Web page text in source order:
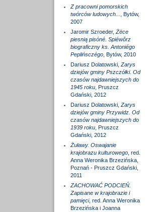
Z pracowni pomorskich
twórców ludowych...
, Bytów,
2007
Jaromir Szroeder, Żëce
piesnią pisóné. Spiéwôrz
biograficzny ks. Antoniégo
Peplińsczégo, Bytów, 2010
Dariusz Dolatowski, Zarys
dziejów gminy Pszczółki. Od
czasów najdawniejszych do
1945 roku, Pruszcz
Gdański, 2012
Dariusz Dolatowski, Zarys
dziejów gminy Przywidz. Od
czasów najdawniejszych do
1939 roku, Pruszcz
Gdański, 2012
Żuławy. Oswajanie
krajobrazu kulturowego, red.
Anna Weronika Brzezińska,
Poznań - Pruszcz Gdański,
2011
ZACHOWAĆ PODCIEŃ.
Zapisane w krajobrazie i
pamięci, red. Anna Weronika
Brzezińska i Joanna